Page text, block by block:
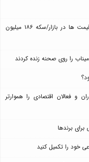
قیمت دلار، طلا و سکه امروز ۱۸ مرداد؛ بازگشت قیمت ها در بازار/سکه ۱۸۶ میلیون
را روی صحنه زنده کردند
و فعالان اقتصادی را هموارتر
برندها
خود را تکمیل کنید